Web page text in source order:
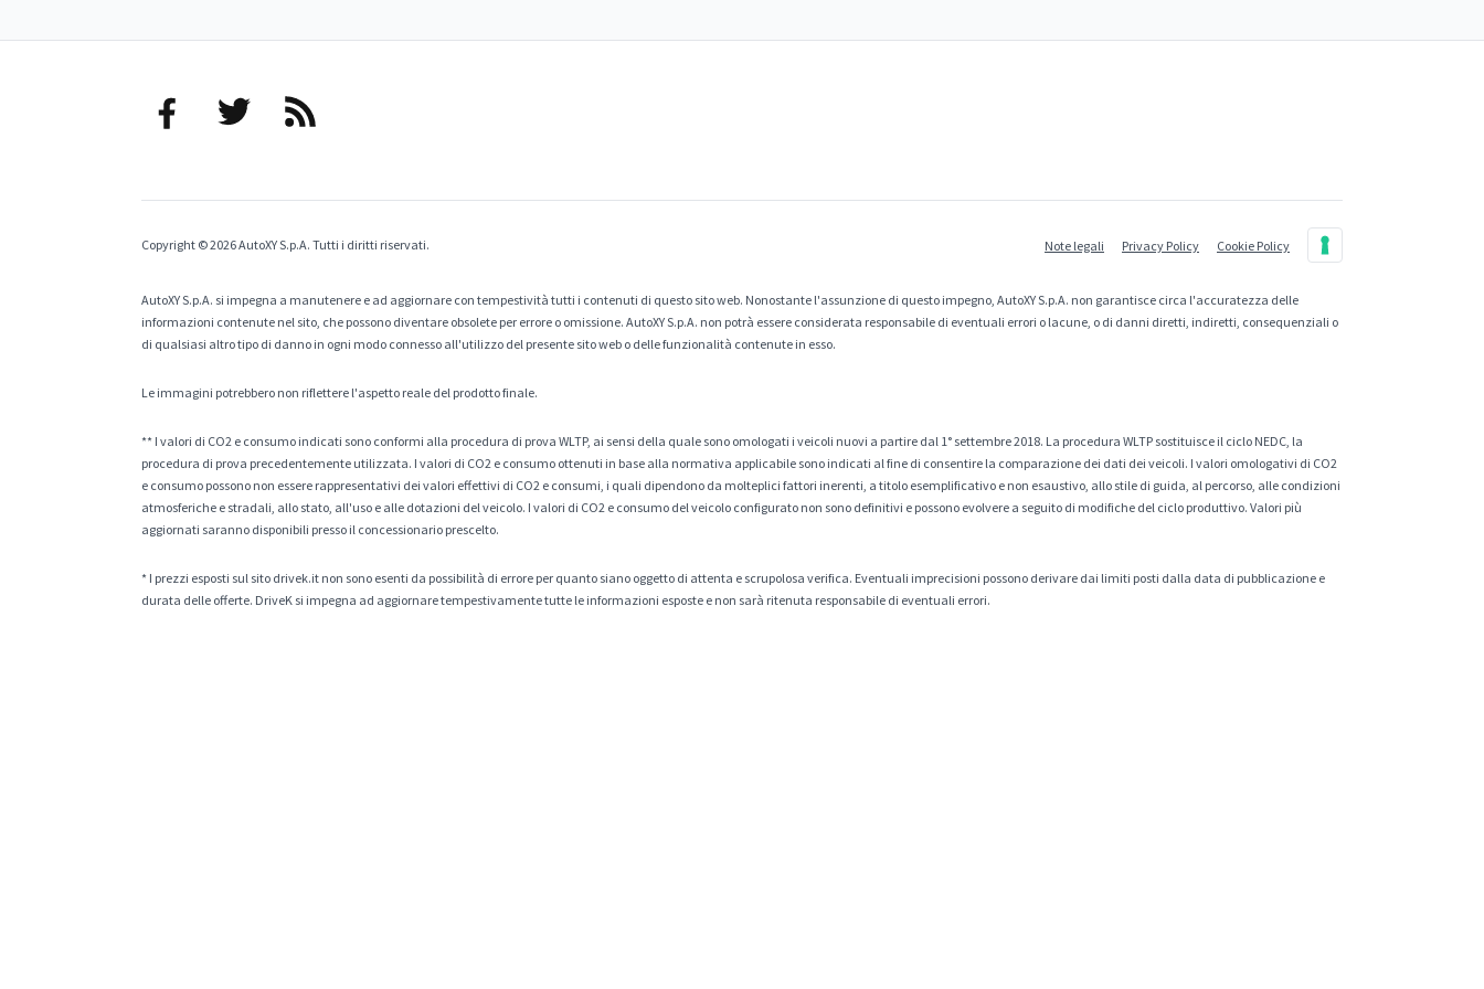
Copyright © 2026 AutoXY S.p.A. Tutti i diritti riservati. Note legali Privacy Policy Cookie Policy
AutoXY S.p.A. si impegna a manutenere e ad aggiornare con tempestività tutti i contenuti di questo sito web. Nonostante l'assunzione di questo impegno, AutoXY S.p.A. non garantisce circa l'accuratezza delle
informazioni contenute nel sito, che possono diventare obsolete per errore o omissione. AutoXY S.p.A. non potrà essere considerata responsabile di eventuali errori o lacune, o di danni diretti, indiretti, consequenziali o
di qualsiasi altro tipo di danno in ogni modo connesso all'utilizzo del presente sito web o delle funzionalità contenute in esso.
Le immagini potrebbero non riflettere l'aspetto reale del prodotto finale.
** I valori di CO2 e consumo indicati sono conformi alla procedura di prova WLTP, ai sensi della quale sono omologati i veicoli nuovi a partire dal 1° settembre 2018. La procedura WLTP sostituisce il ciclo NEDC, la
procedura di prova precedentemente utilizzata. I valori di CO2 e consumo ottenuti in base alla normativa applicabile sono indicati al fine di consentire la comparazione dei dati dei veicoli. I valori omologativi di CO2
e consumo possono non essere rappresentativi dei valori effettivi di CO2 e consumi, i quali dipendono da molteplici fattori inerenti, a titolo esemplificativo e non esaustivo, allo stile di guida, al percorso, alle condizioni
atmosferiche e stradali, allo stato, all'uso e alle dotazioni del veicolo. I valori di CO2 e consumo del veicolo configurato non sono definitivi e possono evolvere a seguito di modifiche del ciclo produttivo. Valori più
aggiornati saranno disponibili presso il concessionario prescelto.
* I prezzi esposti sul sito drivek.it non sono esenti da possibilità di errore per quanto siano oggetto di attenta e scrupolosa verifica. Eventuali imprecisioni possono derivare dai limiti posti dalla data di pubblicazione e
durata delle offerte. DriveK si impegna ad aggiornare tempestivamente tutte le informazioni esposte e non sarà ritenuta responsabile di eventuali errori.